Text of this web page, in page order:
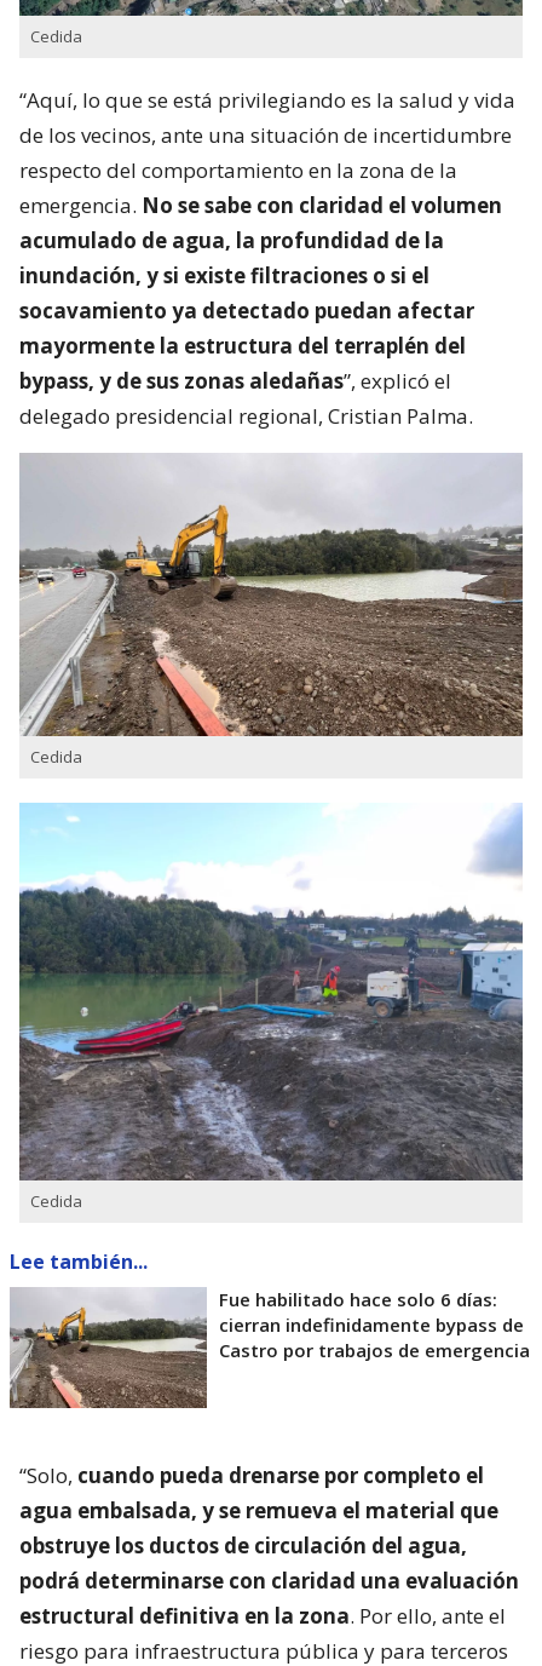
Cedida
“Aquí, lo que se está privilegiando es la salud y vida
de los vecinos, ante una situación de incertidumbre
respecto del comportamiento en la zona de la
emergencia. No se sabe con claridad el volumen
acumulado de agua, la profundidad de la
inundación, y si existe filtraciones o si el
socavamiento ya detectado puedan afectar
mayormente la estructura del terraplén del
bypass, y de sus zonas aledañas”, explicó el
delegado presidencial regional, Cristian Palma.
Cedida
Cedida
Lee también...
Fue habilitado hace solo 6 días:
cierran indefinidamente bypass de
Castro por trabajos de emergencia
“Solo, cuando pueda drenarse por completo el
agua embalsada, y se remueva el material que
obstruye los ductos de circulación del agua,
podrá determinarse con claridad una evaluación
estructural definitiva en la zona. Por ello, ante el
riesgo para infraestructura pública y para terceros